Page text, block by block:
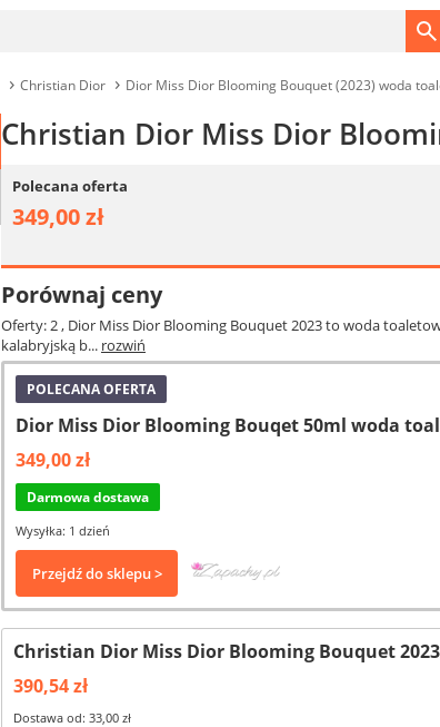
Christian Dior Dior Miss Dior Blooming Bouquet (2023) woda
Christian Dior Miss Dior
Polecana oferta
349,00 zł
Porównaj ceny
Oferty: 2, Dior Miss Dior Blooming Bouquet 2023 to woda
kalabryjską b... rozwiń
POLECANA OFERTA
Dior Miss Dior Blooming Bouqet 50ml woda
349,00 zł
Darmowa dostawa
Wysyłka: 1 dzień
Przejdź do sklepu >
Christian Dior Miss Dior Blooming Bouquet
390,54 zł
Dostawa od: 33,00 zł